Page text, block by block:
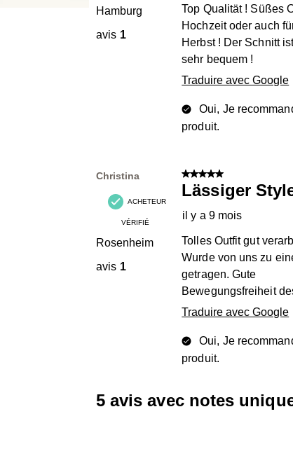
Hamburg
avis 1
Top Qualität ! Süßes
Hochzeit oder auch
Herbst ! Der Schnitt
sehr bequem !
Traduire avec Google
Oui, Je
produit.
Christina
ACHETEUR
VÉRIFIÉ
Rosenheim
avis 1
5 sur 5 étoiles.
Lässiger
il y a 9 mois
Tolles Outfit gut
Wurde von uns zu
getragen. Gute
Bewegungsfreiheit
Traduire avec Google
Oui, Je
produit.
5 avis avec notes